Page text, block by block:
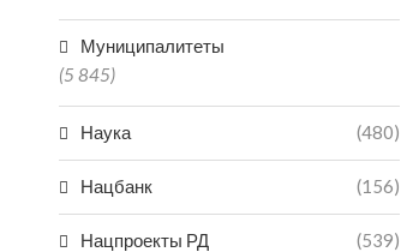
Муниципалитеты
(5 845)
Наука (480)
Нацбанк (156)
Нацпроекты РД (539)